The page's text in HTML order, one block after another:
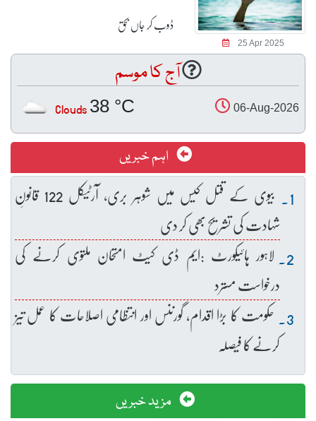
25 Apr 2025
ڈوب کر جاں بحق
آج کا موسم
06-Aug-2026
38 °C
Clouds
اہم خبریں
بیوی کے قتل کیس میں شوہر بری، آرٹیکل 122 قانونِ
شہادت کی تشریح بھی کر دی
لاہور ہائیکورٹ :ایم ڈی کیٹ امتحان ملتوی کرنے کی
درخواست مسترد
حکومت کا بڑا اقدام، گورننس اور انتظامی اصلاحات کا عمل تیز
کرنے کا فیصلہ
مزید خبریں